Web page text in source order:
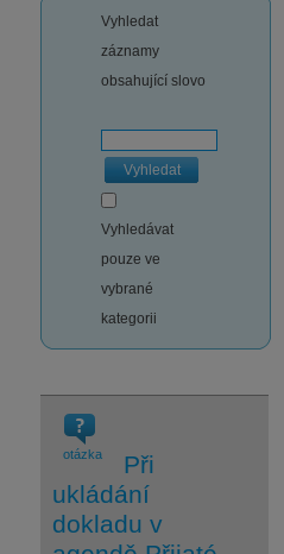
Vyhledat
záznamy
obsahující slovo
Vyhledat
Vyhledávat
pouze ve
vybrané
kategorii
otázka
Při
ukládání
dokladu v